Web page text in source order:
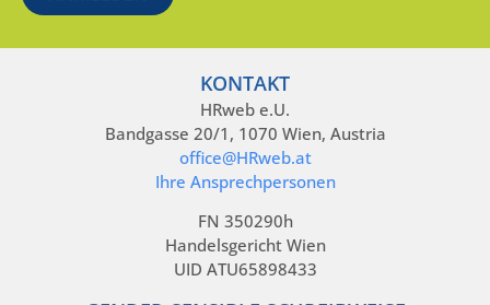
KONTAKT
HRweb e.U.
Bandgasse 20/1, 1070 Wien, Austria
office@HRweb.at
Ihre Ansprechpersonen
FN 350290h
Handelsgericht Wien
UID ATU65898433